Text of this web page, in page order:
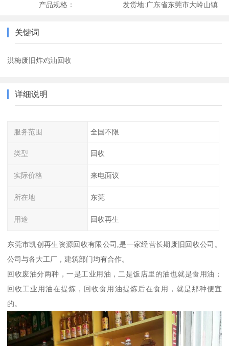
产品规格： 发货地:广东省东莞市大岭山镇
关键词
洪梅废旧炸鸡油回收
详细说明
服务范围 全国不限
类型 回收
实际价格 来电面议
所在地 东莞
用途 回收再生
东莞市凯创再生资源回收有限公司,是一家经营长期废旧回收公司。
公司与各大工厂，建筑部门均有合作。
回收废油分两种，一是工业用油，二是饭店里的油也就是食用油；
回收工业用油在提炼，回收食用油提炼后在食用，就是那种便宜
的。